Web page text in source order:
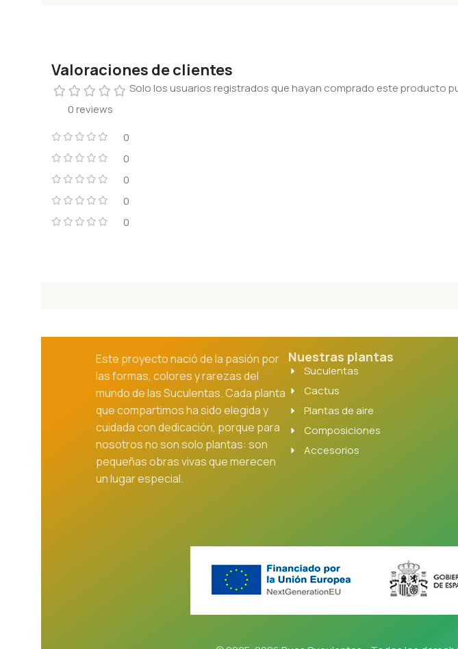
Valoraciones de clientes
0 reviews
0
0
0
0
0
Solo los usuarios registrados que hayan comprado este producto
Este proyecto nació de la pasión por
las formas, colores y rarezas del
mundo de las Suculentas. Cada planta
que compartimos ha sido elegida y
cuidada con dedicación, porque para
nosotros no son solo plantas: son
pequeñas obras vivas que merecen
un lugar especial.
Nuestras plantas
Suculentas
Cactus
Plantas de aire
Composiciones
Accesorios